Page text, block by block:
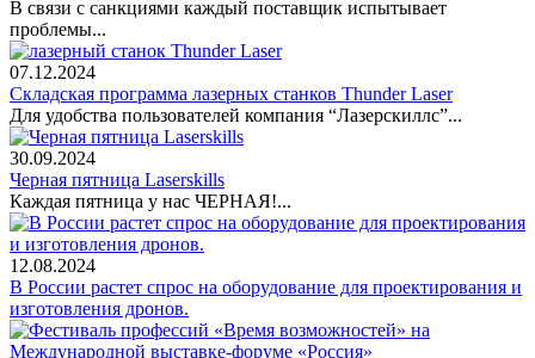
В связи с санкциями каждый поставщик испытывает
проблемы...
07.12.2024
Складская программа лазерных станков Thunder Laser
Для удобства пользователей компания “Лазерскиллс”...
30.09.2024
Черная пятница Laserskills
Каждая пятница у нас ЧЕРНАЯ!...
12.08.2024
В России растет спрос на оборудование для проектирования и
изготовления дронов.